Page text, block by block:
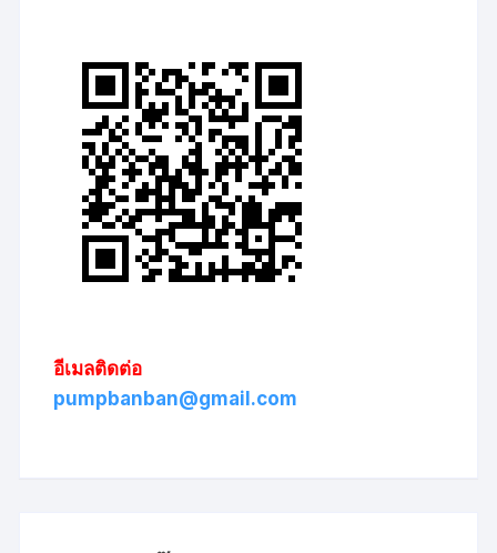
อีเมลติดต่อ
pumpbanban@gmail.com